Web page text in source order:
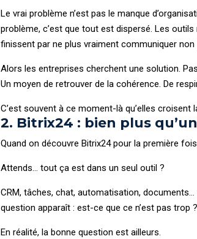
Le vrai problème n’est pas le manque
problème, c’est que tout est dispersé. Les
finissent par ne plus vraiment communiquer non
Alors les entreprises cherchent une solution.
Un moyen de retrouver de la cohérence. De
C’est souvent à ce moment-là qu’elles croisent
2. Bitrix24 : bien plus
Quand on découvre Bitrix24 pour la première
Attends… tout ça est dans un seul outil ?
CRM, tâches, chat, automatisation,
question apparaît : est-ce que ce n’est pas trop ?
En réalité, la bonne question est ailleurs.